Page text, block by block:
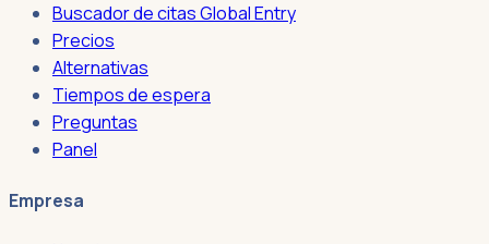
Buscador de citas Global Entry
Precios
Alternativas
Tiempos de espera
Preguntas
Panel
Empresa